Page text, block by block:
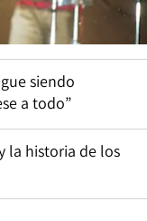
siendo
a todo”
la historia de los